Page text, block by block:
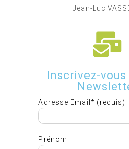
Jean-Luc
Inscrivez-
Adresse Email* (requis)
Prénom